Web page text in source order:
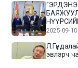
2025-09-10
эвлэрч